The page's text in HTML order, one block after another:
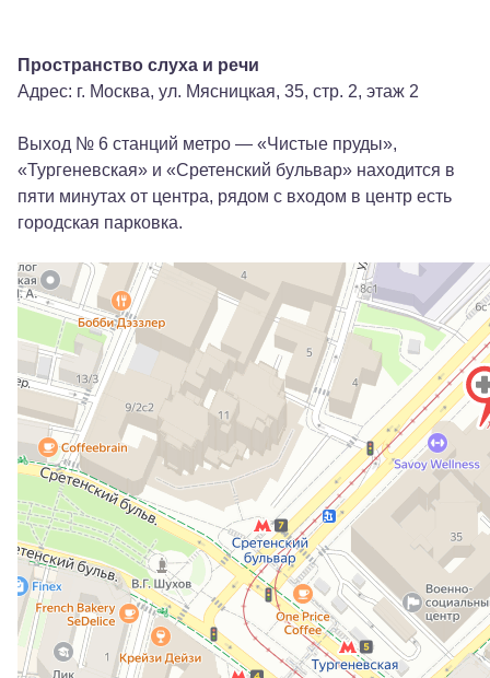
Пространство слуха и речи
Адрес: г. Москва, ул. Мясницкая, 35, стр. 2, этаж 2
Выход № 6 станций метро — «Чистые пруды»,
«Тургеневская» и «Сретенский бульвар» находится в
пяти минутах от центра, рядом с входом в центр есть
городская парковка.